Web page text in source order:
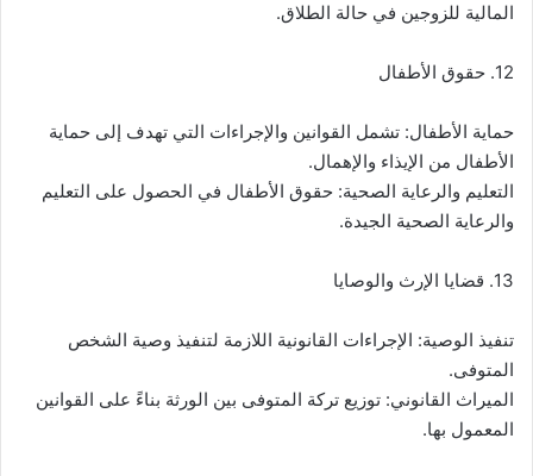
المالية للزوجين في حالة الطلاق.
12. حقوق الأطفال
حماية الأطفال: تشمل القوانين والإجراءات التي تهدف إلى حماية
الأطفال من الإيذاء والإهمال.
التعليم والرعاية الصحية: حقوق الأطفال في الحصول على التعليم
والرعاية الصحية الجيدة.
13. قضايا الإرث والوصايا
تنفيذ الوصية: الإجراءات القانونية اللازمة لتنفيذ وصية الشخص
المتوفى.
الميراث القانوني: توزيع تركة المتوفى بين الورثة بناءً على القوانين
المعمول بها.